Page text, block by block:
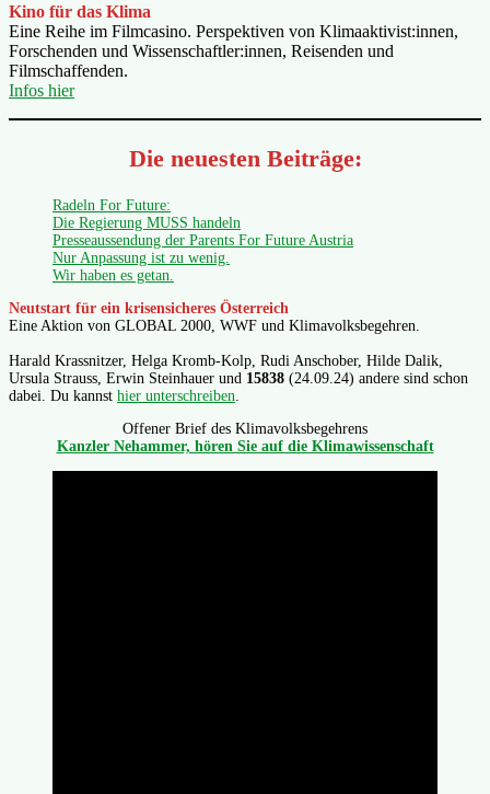
Kino für das Klima
Eine Reihe im Filmcasino. Perspektiven von Klimaaktivist:innen,
Forschenden und Wissenschaftler:innen, Reisenden und
Filmschaffenden.
Infos hier
Die neuesten Beiträge:
Radeln For Future:
Die Regierung MUSS handeln
Presseaussendung der Parents For Future Austria
Nur Anpassung ist zu wenig.
Wir haben es getan.
Neutstart für ein krisensicheres Österreich
Eine Aktion von GLOBAL 2000, WWF und Klimavolksbegehren.
Harald Krassnitzer, Helga Kromb-Kolp, Rudi Anschober, Hilde Dalik,
Ursula Strauss, Erwin Steinhauer und 15838 (24.09.24) andere sind schon
dabei. Du kannst hier unterschreiben
Offener Brief des Klimavolksbegehrens
Kanzler Nehammer, hören Sie auf die Klimawissenschaft